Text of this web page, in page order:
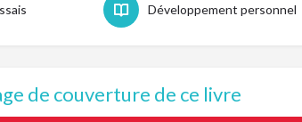
Développement personnel
de couverture de ce livre